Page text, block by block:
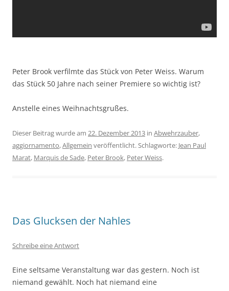
Peter Brook verfilmte das Stück von Peter Weiss. Warum
das Stück 50 Jahre nach seiner Premiere so wichtig ist?
Anstelle eines Weihnachtsgrußes.
Dieser Beitrag wurde am 22. Dezember 2013 in Abwehrzauber,
aggiornamento,Allgemein veröffentlicht. Schlagworte: Jean Paul
Marat, Marquis de Sade, Peter Brook, Peter Weiss.
Das Glucksen der Nahles
Schreibe eine Antwort
Eine seltsame Veranstaltung war das gestern. Noch ist
niemand gewählt. Noch hat niemand eine